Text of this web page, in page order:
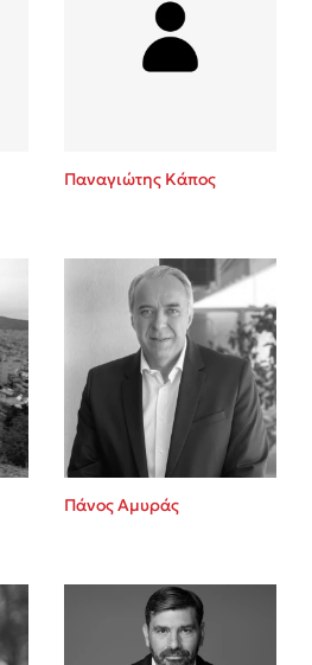
Παναγιώτης Κάπος
Πάνος Αμυράς